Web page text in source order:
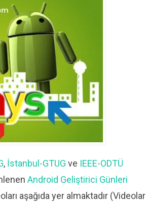
, İstanbul-GTUG ve IEEE-ODTÜ
Android Geliştirici Günleri
aşağıda yer almaktadır (Videolar